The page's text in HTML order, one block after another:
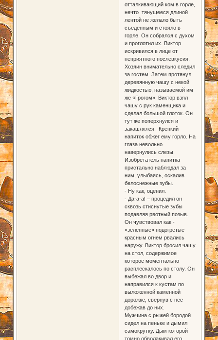
отталкивающий ком в горле,
нечто тянущееся длиной
лентой не желало быть
съеденным и стояло в
горле. Он собрался с духом
и проглотил их. Виктор
искривился в лице от
неприятного послевкусия.
Хозяин внимательно следил
за гостем. Затем протянул
деревянную чашу с некой
жидкостью, называемой им
же «Грогом». Виктор взял
чашу с рук каменщика и
сделал большой глоток. Он
тут же поперхнулся и
закашлялся. Крепкий
напиток обжег ему горло. На
глаза невольно
навернулись слезы.
Изобретатель напитка
пристально наблюдал за
ним, улыбаясь, оскалив
белоснежные зубы.
- Ну как, оценил.
- Да-а-а! – процедил он
сквозь стиснутые зубы
подавляя рвотный позыв.
Он чувствовал как -
«зеленные» подогретые
красным огнем рвались
наружу. Виктор бросил чашу
на стол, содержимое
которое моментально
расплескалось по столу. Он
выбежал во двор и
направился к кустам по
выложенной каменной
дорожке, свернув с нее
добежав до них.
Мужчина с рыжей бородой
сидел на пеньке и дымил
самокрутку. Дым которой
томно обволакивал его.